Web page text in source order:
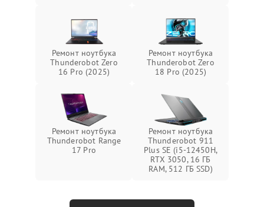
Ремонт ноутбука
Thunderobot Zero
16 Pro (2025)
Ремонт ноутбука
Thunderobot Zero
18 Pro (2025)
Ремонт ноутбука
Thunderobot Range
17 Pro
Ремонт ноутбука
Thunderobot 911
Plus SE (i5-12450H,
RTX 3050, 16 ГБ
RAM, 512 ГБ SSD)